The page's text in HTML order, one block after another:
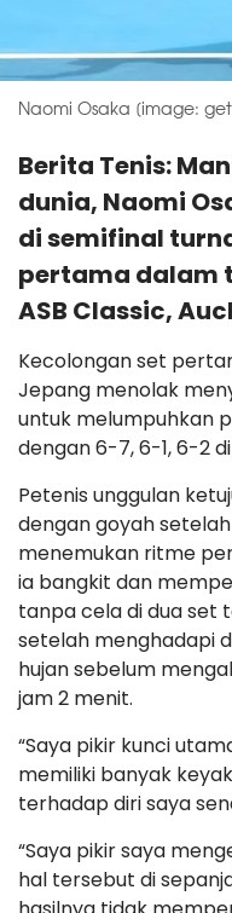
Naomi Osaka [image:
Berita Tenis:
dunia, Naomi
di semifinal
pertama dalam
ASB Classic,
Kecolongan set
Jepang menolak
untuk melumpuhkan
dengan 6-7, 6-1, 6-2
Petenis unggulan
dengan goyah
menemukan ritme
ia bangkit dan
tanpa cela di dua set
setelah menghadapi
hujan sebelum
jam 2 menit.
“Saya pikir kunci
memiliki banyak
terhadap diri saya
“Saya pikir saya
hal tersebut di